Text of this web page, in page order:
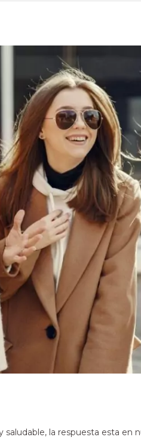
la respuesta esta en